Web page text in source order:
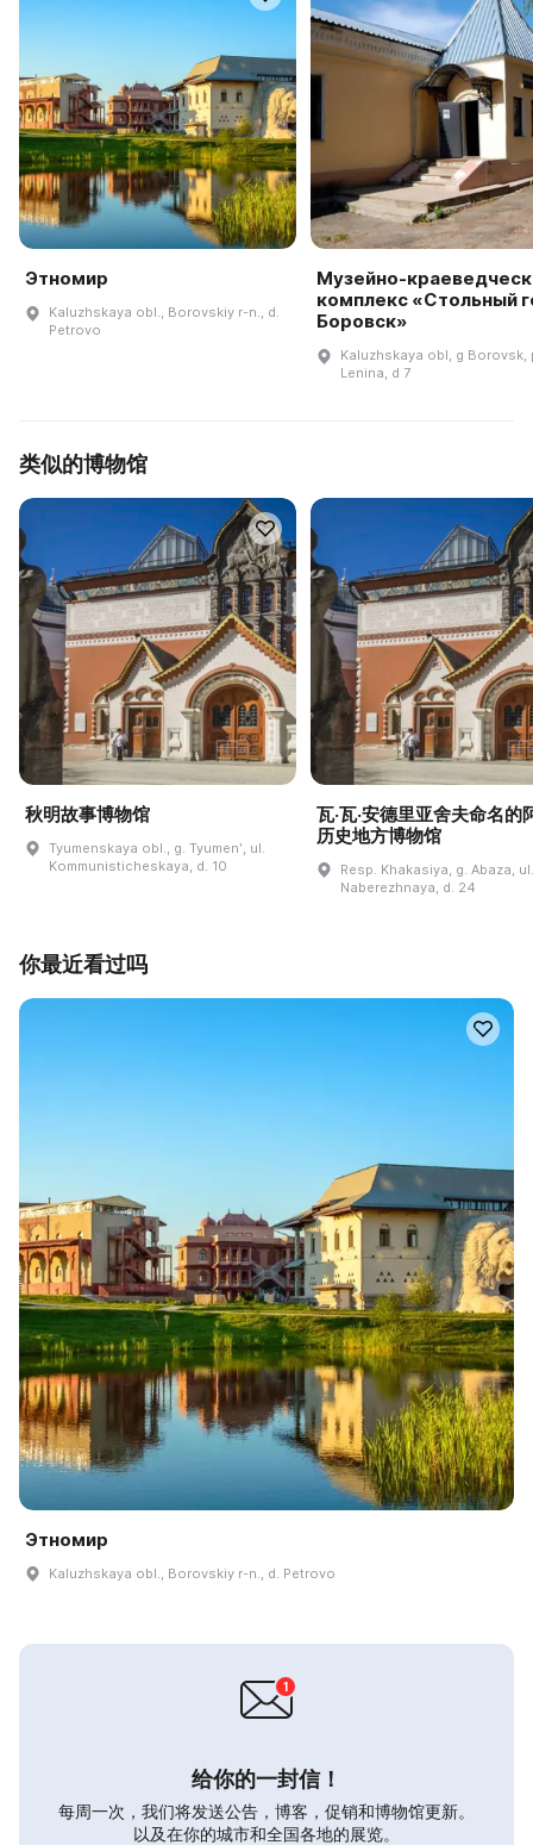
Этномир
Kaluzhskaya obl., Borovskiy r-n., d.
Petrovo
Музейно-
комплекс «Стольный
Боровск»
Kaluzhskaya obl, g Borovsk,
Lenina, d 7
类似的博物馆
秋明故事博物馆
Tyumenskaya obl., g. Tyumenʹ, ul.
Kommunisticheskaya, d. 10
瓦·瓦·安德里亚舍夫命名的
历史地方博物馆
Resp. Khakasiya, g. Abaza, ul.
Naberezhnaya, d. 24
你最近看过吗
Этномир
Kaluzhskaya obl., Borovskiy r-n., d. Petrovo
给你的一封信！
每周一次，我们将发送公告，博客，促销和博物馆更新。
以及在你的城市和全国各地的展览。